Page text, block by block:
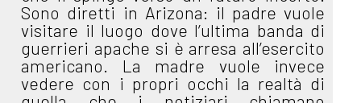
Sono diretti in Arizona: il padre vuole
visitare il luogo dove l’ultima banda di
guerrieri apache si è arresa all’esercito
americano. La madre vuole invece
vedere con i propri occhi la realtà di